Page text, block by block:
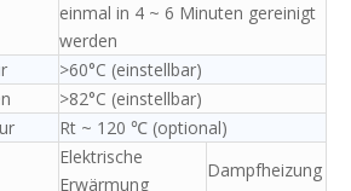
einmal in 4 ~ 6 Minuten gereinigt
werden
>60°C (einstellbar)
>82°C (einstellbar)
Rt ~ 120 ℃ (optional)
Elektrische
Erwärmung
Dampfheizung